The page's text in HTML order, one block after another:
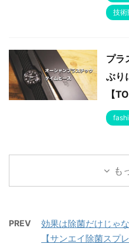
技術
プラ
ぶり
【
も
PREV
効果は除菌だけじゃ
【サンエイ除菌スプレ